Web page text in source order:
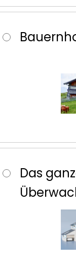
Das